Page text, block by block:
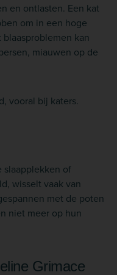
en ontlasten. Een kat
om in een hoge
kan
miauwen op de
vooral bij katers.
slaapplekken of
wisselt vaak van
met de poten
niet meer op hun
Grimace